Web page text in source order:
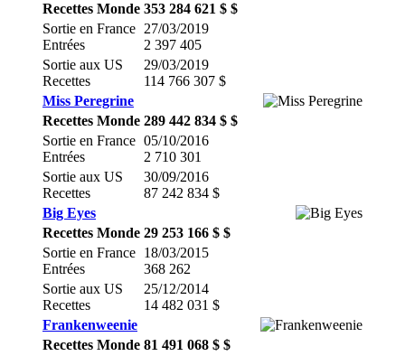
Recettes Monde 353 284 621 $ $
Sortie en France
Entrées
27/03/2019
2 397 405
Sortie aux US
Recettes
29/03/2019
114 766 307 $
Miss Peregrine
Recettes Monde 289 442 834 $ $
Sortie en France
Entrées
05/10/2016
2 710 301
Sortie aux US
Recettes
30/09/2016
87 242 834 $
Big Eyes
Recettes Monde 29 253 166 $ $
Sortie en France
Entrées
18/03/2015
368 262
Sortie aux US
Recettes
25/12/2014
14 482 031 $
Frankenweenie
Recettes Monde 81 491 068 $ $